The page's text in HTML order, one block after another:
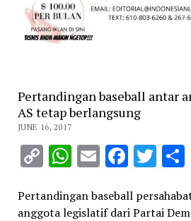
Pertandingan baseball antar
AS tetap berlangsung
JUNE 16, 2017
CopyWhatsApp
Email
Pertandingan baseball
anggota legislatif dari Partai